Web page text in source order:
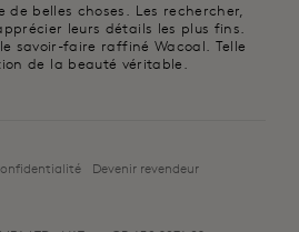
de belles choses. Les rechercher,
leurs détails les plus fins.
savoir-faire raffiné Wacoal. Telle
de la beauté véritable.
Devenir revendeur